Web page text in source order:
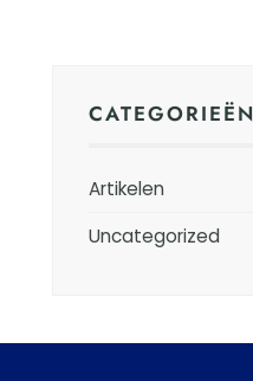
CATEGORIEËN
Artikelen
Uncategorized